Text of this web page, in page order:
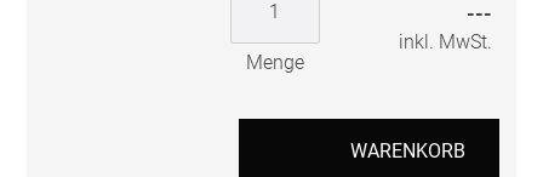
Menge
---
inkl. MwSt.
WARENKORB